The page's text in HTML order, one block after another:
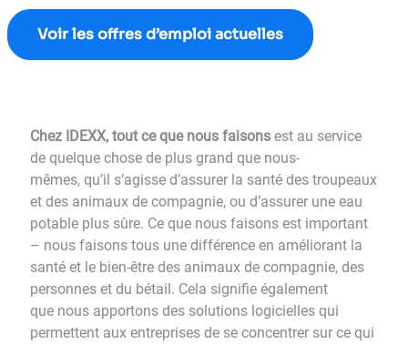
Voir les offres d’emploi actuelles
Chez IDEXX, tout ce que nous faisons est au service
de quelque chose de plus grand que nous-
mêmes, qu’il s’agisse d’assurer la santé des troupeaux
et des animaux de compagnie, ou d’assurer une eau
potable plus sûre. Ce que nous faisons est important
– nous faisons tous une différence en améliorant la
santé et le bien-être des animaux de compagnie, des
personnes et du bétail. Cela signifie également
que nous apportons des solutions logicielles qui
permettent aux entreprises de se concentrer sur ce qui